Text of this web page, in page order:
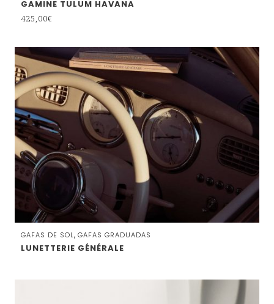
GAMINE TULUM HAVANA
425,00€
GAFAS DE SOL, GAFAS GRADUADAS
LUNETTERIE GÉNÉRALE